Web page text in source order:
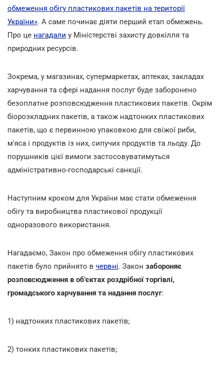
обмеження обігу пластикових пакетів на території
України». А саме починає діяти перший етап обмежень.
Про це нагадали у Міністерстві захисту довкілля та
природних ресурсів.
Зокрема, у магазинах, супермаркетах, аптеках, закладах
харчування та сфері надання послуг буде заборонено
безоплатне розповсюдження пластикових пакетів. Окрім
біорозкладних пакетів, а також надтонких пластикових
пакетів, що є первинною упаковкою для свіжої риби,
м'яса і продуктів із них, сипучих продуктів та льоду. До
порушників цієї вимоги застосовуватимуться
адміністративно-господарські санкції.
Наступним кроком для України має стати обмеження
обігу та виробництва пластикової продукції
одноразового використання.
Нагадаємо, Закон про обмеження обігу пластикових
пакетів було прийнято в червні. Закон забороняє
розповсюдження в об'єктах роздрібної торгівлі,
громадського харчування та надання послуг:
1) надтонких пластикових пакетів;
2) тонких пластикових пакетів;